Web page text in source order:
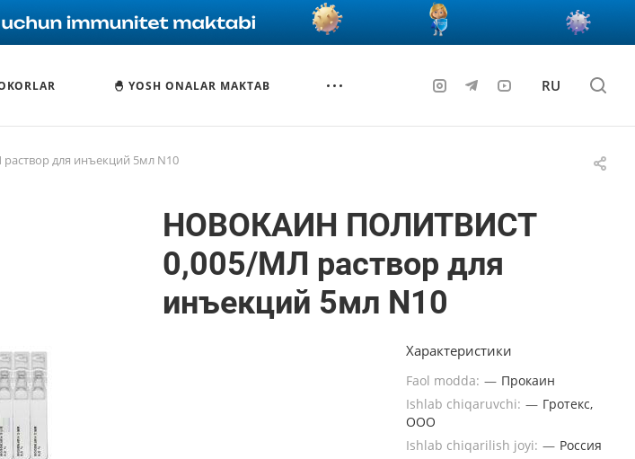
🐣 YOSH ONALAR MAKTAB RU
для инъекций 5мл N10
НОВОКАИН ПОЛИТВИСТ
0,005/МЛ раствор для
инъекций 5мл N10
Характеристики
Faol modda: — Прокаин
Ishlab chiqaruvchi: — Гротекс,
ООО
Ishlab chiqarilish joyi: — Россия